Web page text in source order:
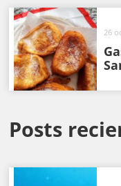
26
Posts